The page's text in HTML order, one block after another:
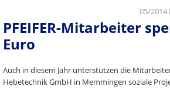
PFEIFER-Mitarbeiter
Euro
05/2014
Auch in diesem Jahr unterstützen die
Hebetechnik GmbH in Memmingen soziale